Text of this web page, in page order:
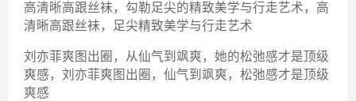
高清晰高跟丝袜，勾勒足尖的精致美学与行走艺术，高
清晰高跟丝袜，足尖精致美学与行走艺术
刘亦菲爽图出圈，从仙气到飒爽，她的松弛感才是顶级
爽感，刘亦菲爽图出圈，仙气到飒爽，松弛感才是顶级
爽感